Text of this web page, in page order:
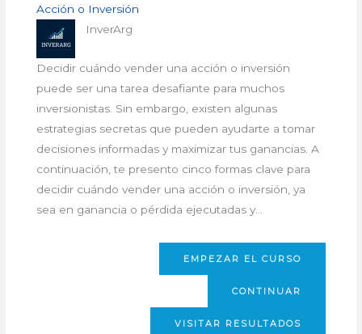
Acción o Inversión
InverArg
Decidir cuándo vender una acción o inversión
puede ser una tarea desafiante para muchos
inversionistas. Sin embargo, existen algunas
estrategias secretas que pueden ayudarte a tomar
decisiones informadas y maximizar tus ganancias. A
continuación, te presento cinco formas clave para
decidir cuándo vender una acción o inversión, ya
sea en ganancia o pérdida ejecutadas y…
EMPEZAR EL CURSO
CONTINUAR
VISITAR RESULTADOS